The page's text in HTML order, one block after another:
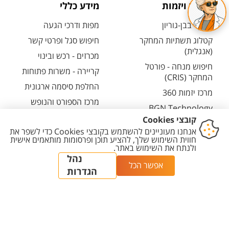
מחקר ויזמות
מחקר בבן-גוריון
קטלוג תשתיות המחקר
(אנגלית)
חיפוש מנחה - פורטל
המחקר (CRIS)
מרכז יזמות 360
BGN Technology
Transfer
פארק ההייטק
משרות אקדמיות
מידע כללי
מפות ודרכי הגעה
חיפוש סגל ופרטי קשר
מכרזים - רכש ובינוי
קריירה - משרות פתוחות
החלפת סיסמה ארגונית
מרכז הספורט והנופש
חירום